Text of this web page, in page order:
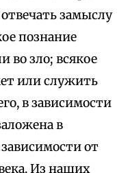
замыслу
познание
во зло; всякое
или служить
в зависимости
в
от
Из наших